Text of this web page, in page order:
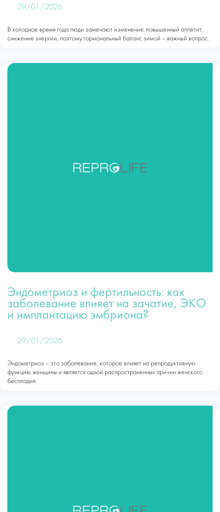
29/01/2026
В холодное время года люди замечают изменения: повышенный аппетит,
снижение энергии, поэтому гормональный баланс зимой – важный вопрос.
Эндометриоз и фертильность: как
заболевание влияет на зачатие, ЭКО
и имплантацию эмбриона?
29/01/2026
Эндометриоз – это заболевание, которое влияет на репродуктивную
функцию женщины и является одной распространенных причин женского
бесплодия.